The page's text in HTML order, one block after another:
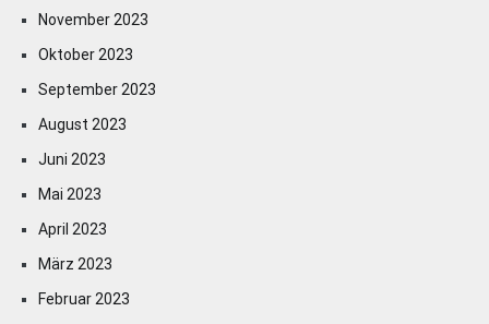
November 2023
Oktober 2023
September 2023
August 2023
Juni 2023
Mai 2023
April 2023
März 2023
Februar 2023